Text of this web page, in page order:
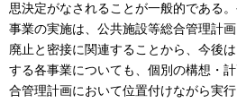
思決定がなされることが一般的である
事業の実施は、公共施設等総合管理計
廃止と密接に関連することから、今後
する各事業についても、個別の構想・
合管理計画において位置付けながら実